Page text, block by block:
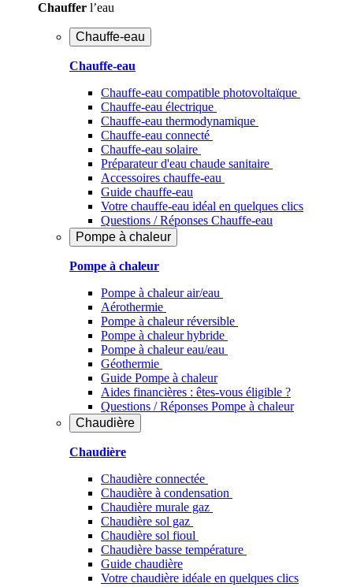
Chauffer l’eau
Chauffe-eau
Chauffe-eau
Chauffe-eau compatible photovoltaïque
Chauffe-eau électrique
Chauffe-eau thermodynamique
Chauffe-eau connecté
Chauffe-eau solaire
Préparateur d'eau chaude sanitaire
Accessoires chauffe-eau
Guide chauffe-eau
Votre chauffe-eau idéal en quelques clics
Questions / Réponses Chauffe-eau
Pompe à chaleur
Pompe à chaleur
Pompe à chaleur air/eau
Aérothermie
Pompe à chaleur réversible
Pompe à chaleur hybride
Pompe à chaleur​ eau/eau
Géothermie
Guide Pompe à chaleur
Aides financières : êtes-vous éligible ?
Questions / Réponses Pompe à chaleur
Chaudière
Chaudière
Chaudière connectée
Chaudière à condensation
Chaudière murale gaz
Chaudière sol gaz
Chaudière sol fioul
Chaudière basse température
Guide chaudière
Votre chaudière idéale en quelques clics